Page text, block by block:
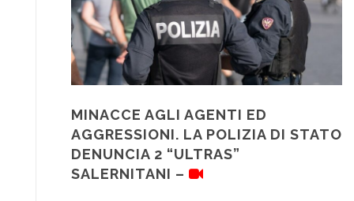
MINACCE AGLI AGENTI ED
AGGRESSIONI. LA POLIZIA DI STATO
DENUNCIA 2 “ULTRAS”
SALERNITANI –